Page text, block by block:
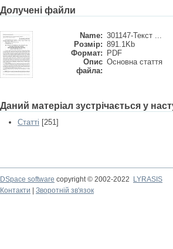
Долучені файли
Name: 301147-Текст ...
Розмір: 891.1Kb
Формат:
PDF
Опис
файла:
Основна стаття
Даний матеріал зустрічається у
Статті [251]
DSpace software copyright © 2002-2022
LYRASIS
Контакти
Зворотній зв'язок